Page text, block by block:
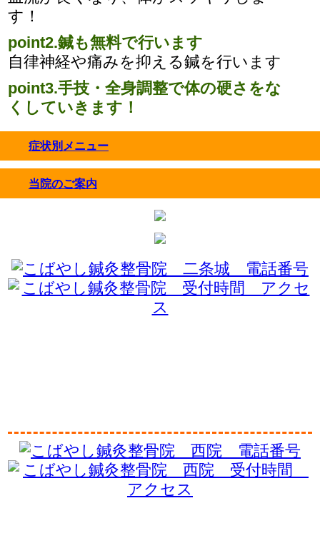
す！
point2.鍼も無料で行います
自律神経や痛みを抑える鍼を行います
point3.手技・全身調整で体の硬さをな
くしていきます！
症状別メニュー
当院のご案内